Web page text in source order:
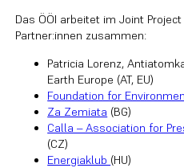
Das ÖÖI arbeitet im Joint
Partner:innen zusammen:
Patricia Lorenz,
Earth Europe (AT, EU)
Foundation for
Za Zemiata (BG)
Calla – Association for
(CZ)
Energiaklub (HU)